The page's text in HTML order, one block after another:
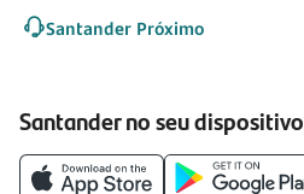
Santander Próximo
Santander no seu dispositivo